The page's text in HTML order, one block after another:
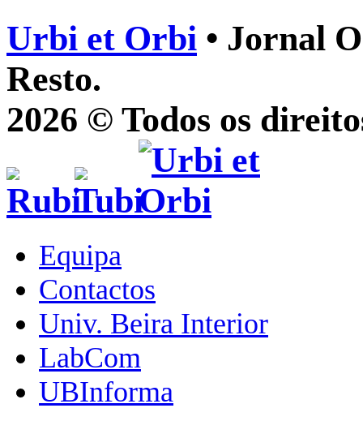
Urbi et Orbi • Jornal
Resto.
2026 © Todos os
Equipa
Contactos
Univ. Beira Interior
LabCom
UBInforma